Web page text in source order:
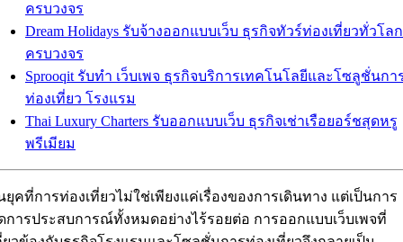
ครบวงจร
Dream Holidays รับจ้างออกแบบเว็บ ธุรกิจทัวร์ท่องเที่ยวทั่วโลก
ครบวงจร
Sprooqit รับทำ เว็บเพจ ธุรกิจบริการเทคโนโลยีและโซลูชั่นกา
ท่องเที่ยว โรงแรม
Thai Luxury Charters รับออกแบบเว็บ ธุรกิจเช่าเรือยอร์ชสุดหรู
พรีเมียม
ยุคที่การท่องเที่ยวไม่ใช่เพียงแค่เรื่องของการเดินทาง แต่เป็นการ
การประสบการณ์ทั้งหมดอย่างไร้รอยต่อ การออกแบบเว็บเพจที่